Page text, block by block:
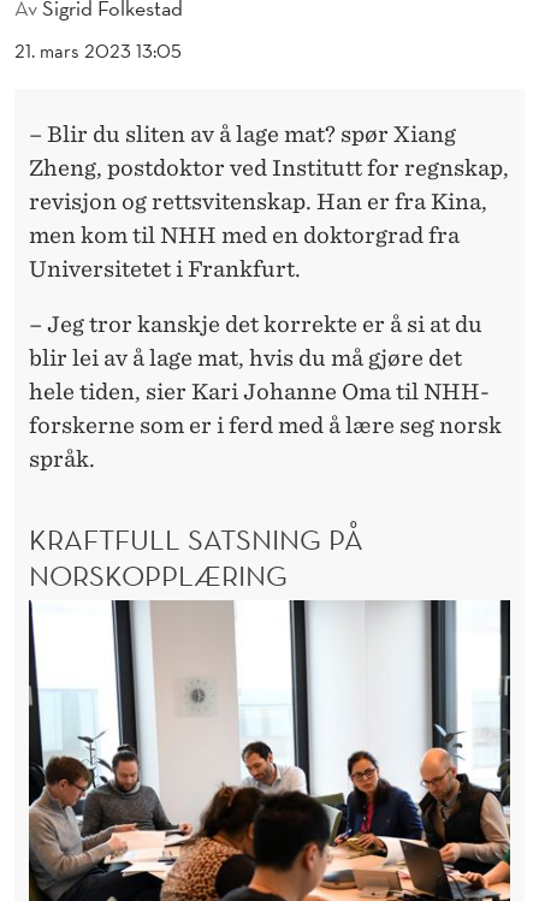
A
AvSigrid Folkestad
21. mars 2023 13:05
– Blir du sliten av å lage mat? spør Xiang
Zheng, postdoktor ved Institutt for regnskap,
revisjon og rettsvitenskap. Han er fra Kina,
men kom til NHH med en doktorgrad fra
Universitetet i Frankfurt.
– Jeg tror kanskje det korrekte er å si at du
blir lei av å lage mat, hvis du må gjøre det
hele tiden, sier Kari Johanne Oma til NHH-
forskerne som er i ferd med å lære seg norsk
språk.
KRAFTFULL SATSNING PÅ
NORSKOPPLÆRING